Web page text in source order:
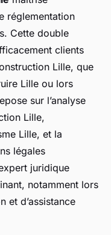
réglementation
Cette double
clients
Lille, que
Lille ou lors
sur l’analyse
Lille,
Lille, et la
légales
juridique
notamment lors
et d’assistance